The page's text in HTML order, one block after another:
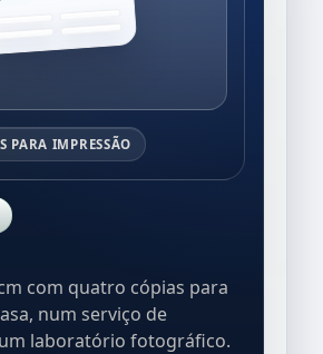
PARA IMPRESSÃO
com quatro cópias para
num serviço de
laboratório fotográfico.